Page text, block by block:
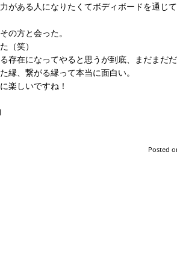
がある人になりたくてボディボードを通じ
の方と会った。
（笑）
存在になってやると思うが到底、まだまだだ
縁、繋がる縁って本当に面白い。
楽しいですね！
Posted